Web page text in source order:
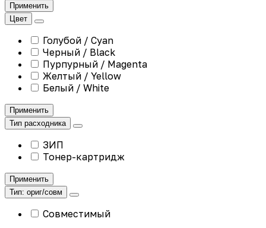
Применить
Цвет
Голубой / Cyan
Черный / Black
Пурпурный / Magenta
Желтый / Yellow
Белый / White
Применить
Тип расходника
ЗИП
Тонер-картридж
Применить
Тип: ориг/совм
Совместимый